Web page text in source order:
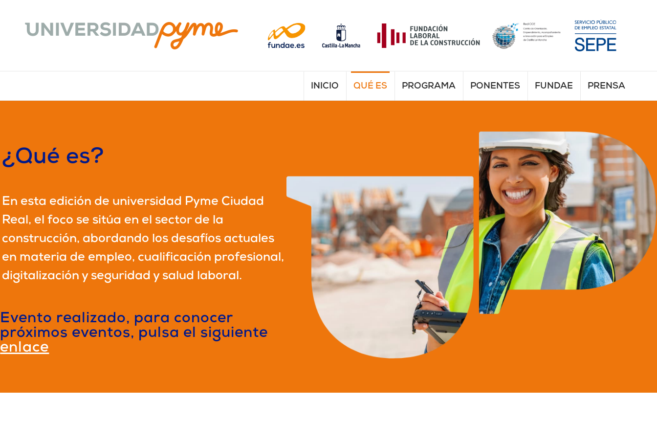
INICIO QUÉ ES PROGRAMA PONENTES FUNDAE PRENSA
En esta edición de universidad Pyme Ciudad
Real, el foco se sitúa en el sector de la
construcción, abordando los desafíos actuales
en materia de empleo, cualificación profesional,
digitalización y seguridad y salud laboral.
Evento realizado, para conocer
próximos eventos, pulsa el siguiente
enlace
¿Qué es?